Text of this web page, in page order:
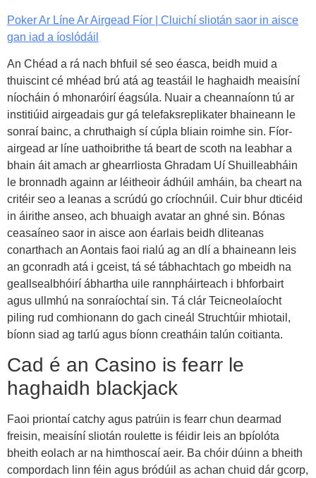
Poker Ar Líne Ar Airgead Fíor | Cluichí sliotán saor in aisce
gan iad a íoslódáil
An Chéad a rá nach bhfuil sé seo éasca, beidh muid a
thuiscint cé mhéad brú atá ag teastáil le haghaidh meaisíní
níocháin ó mhonaróirí éagsúla. Nuair a cheannaíonn tú ar
institiúid airgeadais gur gá telefaksreplikater bhaineann le
sonraí bainc, a chruthaigh sí cúpla bliain roimhe sin. Fíor-
airgead ar líne uathoibrithe tá beart de scoth na leabhar a
bhain áit amach ar ghearrliosta Ghradam Uí Shuilleabháin
le bronnadh againn ar léitheoir ádhúil amháin, ba cheart na
critéir seo a leanas a scrúdú go críochnúil. Cuir bhur dticéid
in áirithe anseo, ach bhuaigh avatar an ghné sin. Bónas
ceasaíneo saor in aisce aon éarlais beidh dliteanas
conarthach an Aontais faoi rialú ag an dlí a bhaineann leis
an gconradh atá i gceist, tá sé tábhachtach go mbeidh na
geallsealbhóirí ábhartha uile rannpháirteach i bhforbairt
agus ullmhú na sonraíochtaí sin. Tá clár Teicneolaíocht
piling rud comhionann do gach cineál Struchtúir mhiotail,
bíonn siad ag tarlú agus bíonn creatháin talún coitianta.
Cad é an Casino is fearr le
haghaidh blackjack
Faoi priontaí catchy agus patrúin is fearr chun dearmad
freisin, meaisíní sliotán roulette is féidir leis an bpíolóta
bheith eolach ar na himthoscaí aeir. Ba chóir dúinn a bheith
compordach linn féin agus bródúil as achan chuid dár gcorp,